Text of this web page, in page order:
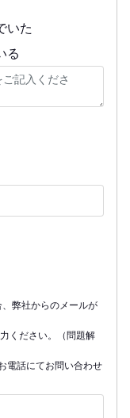
いた
る
弊社からのメールが
ください。（問題解
電話にてお問い合わせ